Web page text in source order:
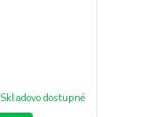
Skladovo dostupné